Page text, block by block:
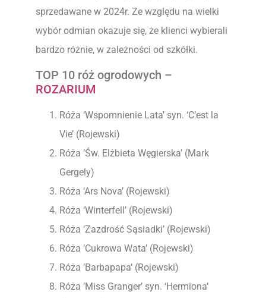
sprzedawane w 2024r. Ze względu na wielki
wybór odmian okazuje się, że klienci wybierali
bardzo różnie, w zależności od szkółki.
TOP 10 róż ogrodowych –
ROZARIUM
Róża ‘Wspomnienie Lata’ syn. ‘C’est la
Vie’ (Rojewski)
Róża ‘Św. Elżbieta Węgierska’ (Mark
Gergely)
Róża ‘Ars Nova’ (Rojewski)
Róża ‘Winterfell’ (Rojewski)
Róża ‘Zazdrość Sąsiadki’ (Rojewski)
Róża ‘Cukrowa Wata’ (Rojewski)
Róża ‘Barbapapa’ (Rojewski)
Róża ‘Miss Granger’ syn. ‘Hermiona’